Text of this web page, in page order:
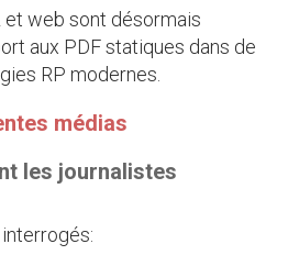
web sont désormais
aux PDF statiques dans de
RP modernes.
médias
les journalistes